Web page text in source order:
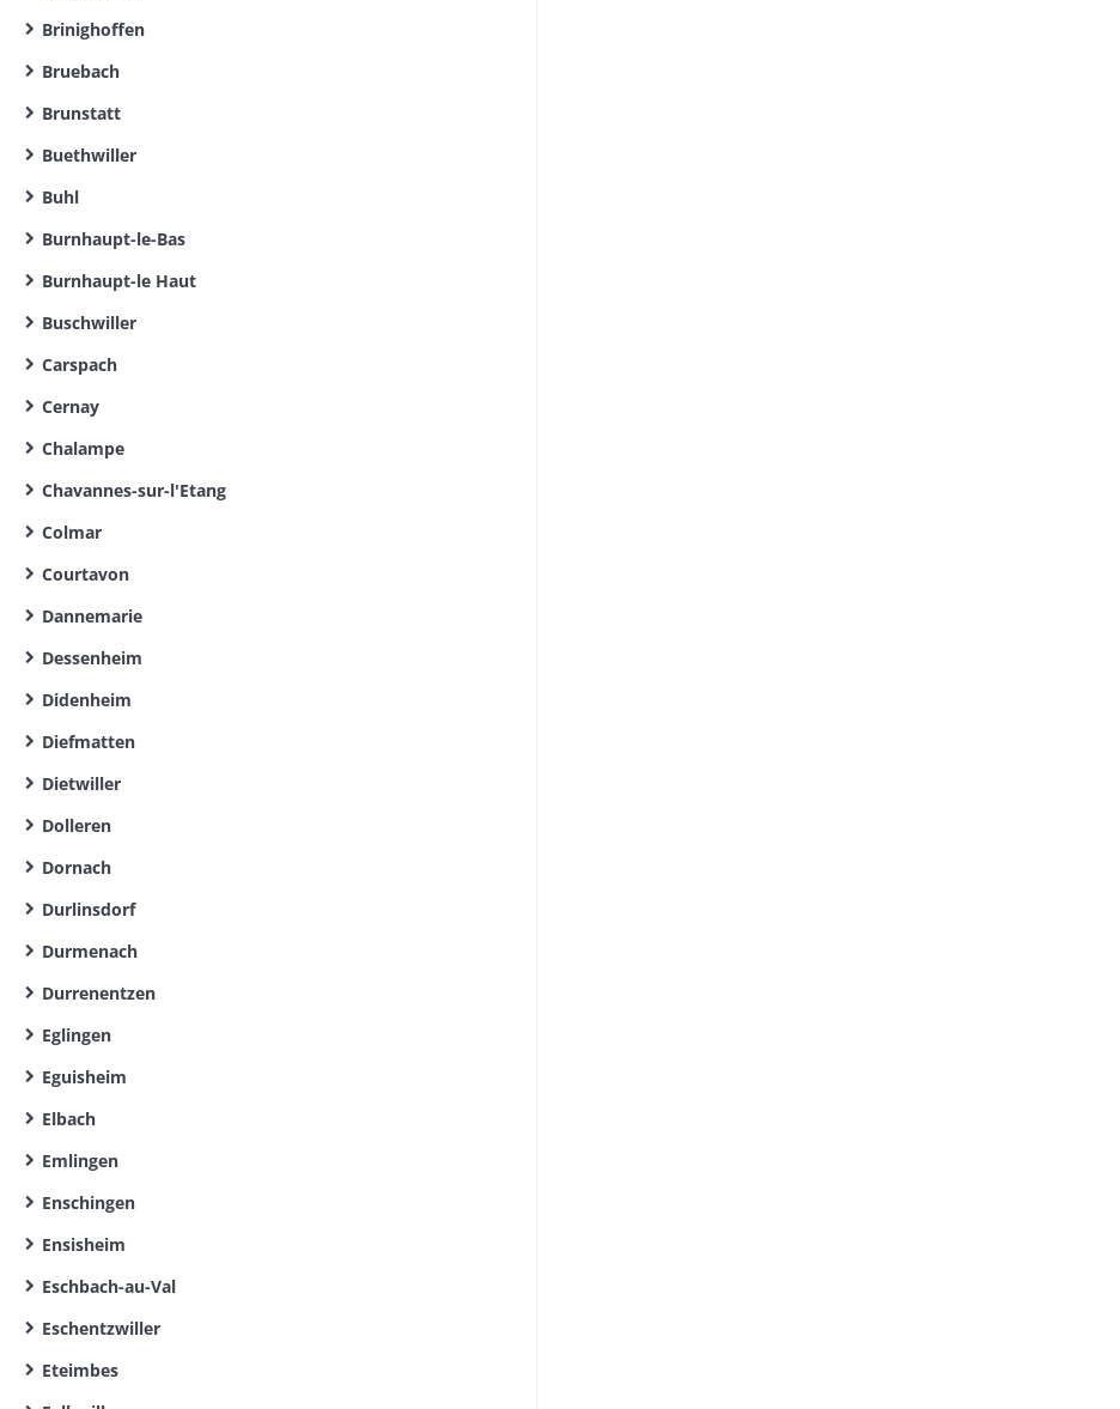
Brinighoffen
Bruebach
Brunstatt
Buethwiller
Buhl
Burnhaupt-le-Bas
Burnhaupt-le Haut
Buschwiller
Carspach
Cernay
Chalampe
Chavannes-sur-l'Etang
Colmar
Courtavon
Dannemarie
Dessenheim
Didenheim
Diefmatten
Dietwiller
Dolleren
Dornach
Durlinsdorf
Durmenach
Durrenentzen
Eglingen
Eguisheim
Elbach
Emlingen
Enschingen
Ensisheim
Eschbach-au-Val
Eschentzwiller
Eteimbes